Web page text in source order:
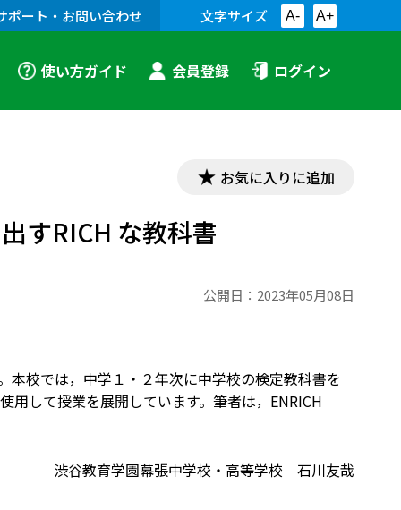
ポート・お問い合わせ 文字サイズ A- A+
使い方ガイド 会員登録 ログイン
お気に入りに追加
すRICH な教科書
公開日： 2023年05月08日
校では，中学１・２年次に中学校の検定教科書を
して授業を展開しています。筆者は，ENRICH
渋谷教育学園幕張中学校・高等学校 石川友哉